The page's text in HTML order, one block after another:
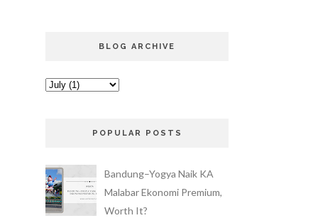
BLOG ARCHIVE
POPULAR POSTS
Bandung–Yogya Naik KA
Malabar Ekonomi Premium,
Worth It?